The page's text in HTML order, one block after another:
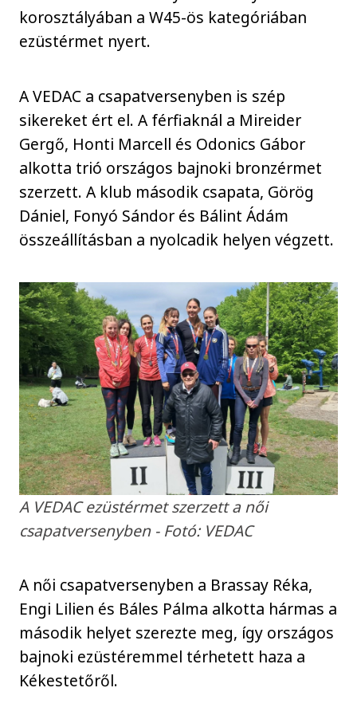
korosztályában a W45-ös kategóriában
ezüstérmet nyert.
A VEDAC a csapatversenyben is szép
sikereket ért el. A férfiaknál a Mireider
Gergő, Honti Marcell és Odonics Gábor
alkotta trió országos bajnoki bronzérmet
szerzett. A klub második csapata, Görög
Dániel, Fonyó Sándor és Bálint Ádám
összeállításban a nyolcadik helyen végzett.
A VEDAC ezüstérmet szerzett a női
csapatversenyben - Fotó: VEDAC
A női csapatversenyben a Brassay Réka,
Engi Lilien és Báles Pálma alkotta hármas a
második helyet szerezte meg, így országos
bajnoki ezüstéremmel térhetett haza a
Kékestetőről.